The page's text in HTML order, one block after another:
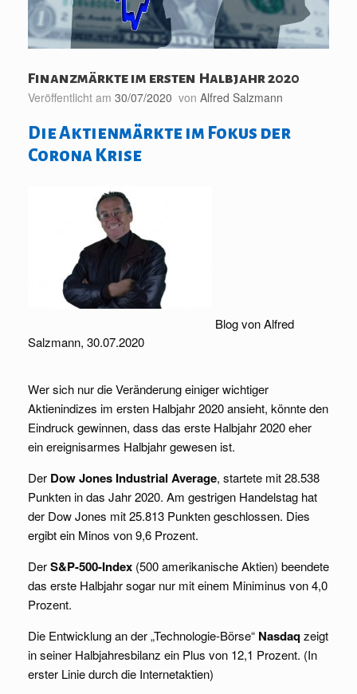
Finanzmärkte im ersten Halbjahr 2020
Veröffentlicht am 30/07/2020 von Alfred Salzmann
Die Aktienmärkte im Fokus der
Corona Krise
Blog von Alfred
Salzmann, 30.07.2020
Wer sich nur die Veränderung einiger wichtiger
Aktienindizes im ersten Halbjahr 2020 ansieht, könnte den
Eindruck gewinnen, dass das erste Halbjahr 2020 eher
ein ereignisarmes Halbjahr gewesen ist.
Der Dow Jones Industrial Average, startete mit 28.538
Punkten in das Jahr 2020. Am gestrigen Handelstag hat
der Dow Jones mit 25.813 Punkten geschlossen. Dies
ergibt ein Minos von 9,6 Prozent.
DerS&P-500-Index (500 amerikanische Aktien) beendete
das erste Halbjahr sogar nur mit einem Miniminus von 4,0
Prozent.
Die Entwicklung an der „Technologie-Börse“ Nasdaqzeigt
in seiner Halbjahresbilanz ein Plus von 12,1 Prozent. (In
erster Linie durch die Internetaktien)